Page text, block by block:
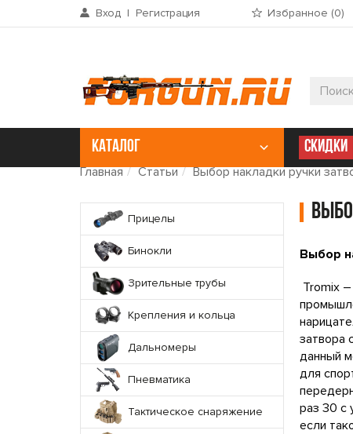
Вход | Регистрация Избранное (0)
КАТАЛОГ СКИДКИ
Главная Статьи Выбор накладки ручки
Прицелы
Бинокли
Зрительные трубы
Крепления и кольца
Дальномеры
Пневматика
Тактическое снаряжение
Выбор
Tromix
затвора
данный
для
раз 30 с
если